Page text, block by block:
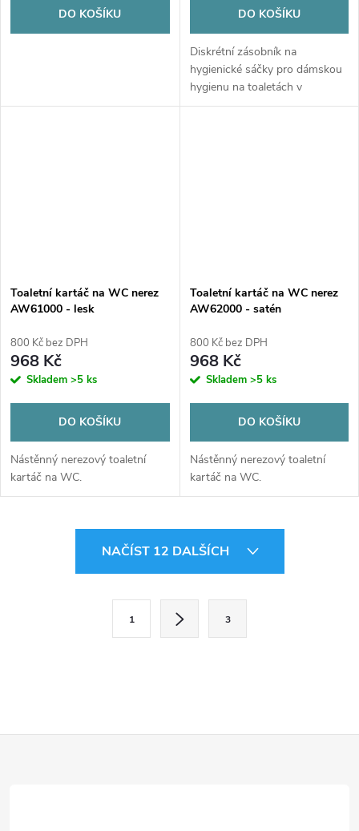
DO KOŠÍKU DO KOŠÍKU
Diskrétní zásobník na
hygienické sáčky pro dámskou
hygienu na toaletách v
provedení nerezové oceli s
Toaletní kartáč na WC nerez
AW61000 - lesk
800 Kč bez DPH
968 Kč
Skladem >5 ks
DO KOŠÍKU
Nástěnný nerezový toaletní
kartáč na WC.
Toaletní kartáč na WC nerez
AW62000 - satén
800 Kč bez DPH
968 Kč
Skladem >5 ks
DO KOŠÍKU
Nástěnný nerezový toaletní
kartáč na WC.
c
NAČÍST 12 DALŠÍCH
1 3